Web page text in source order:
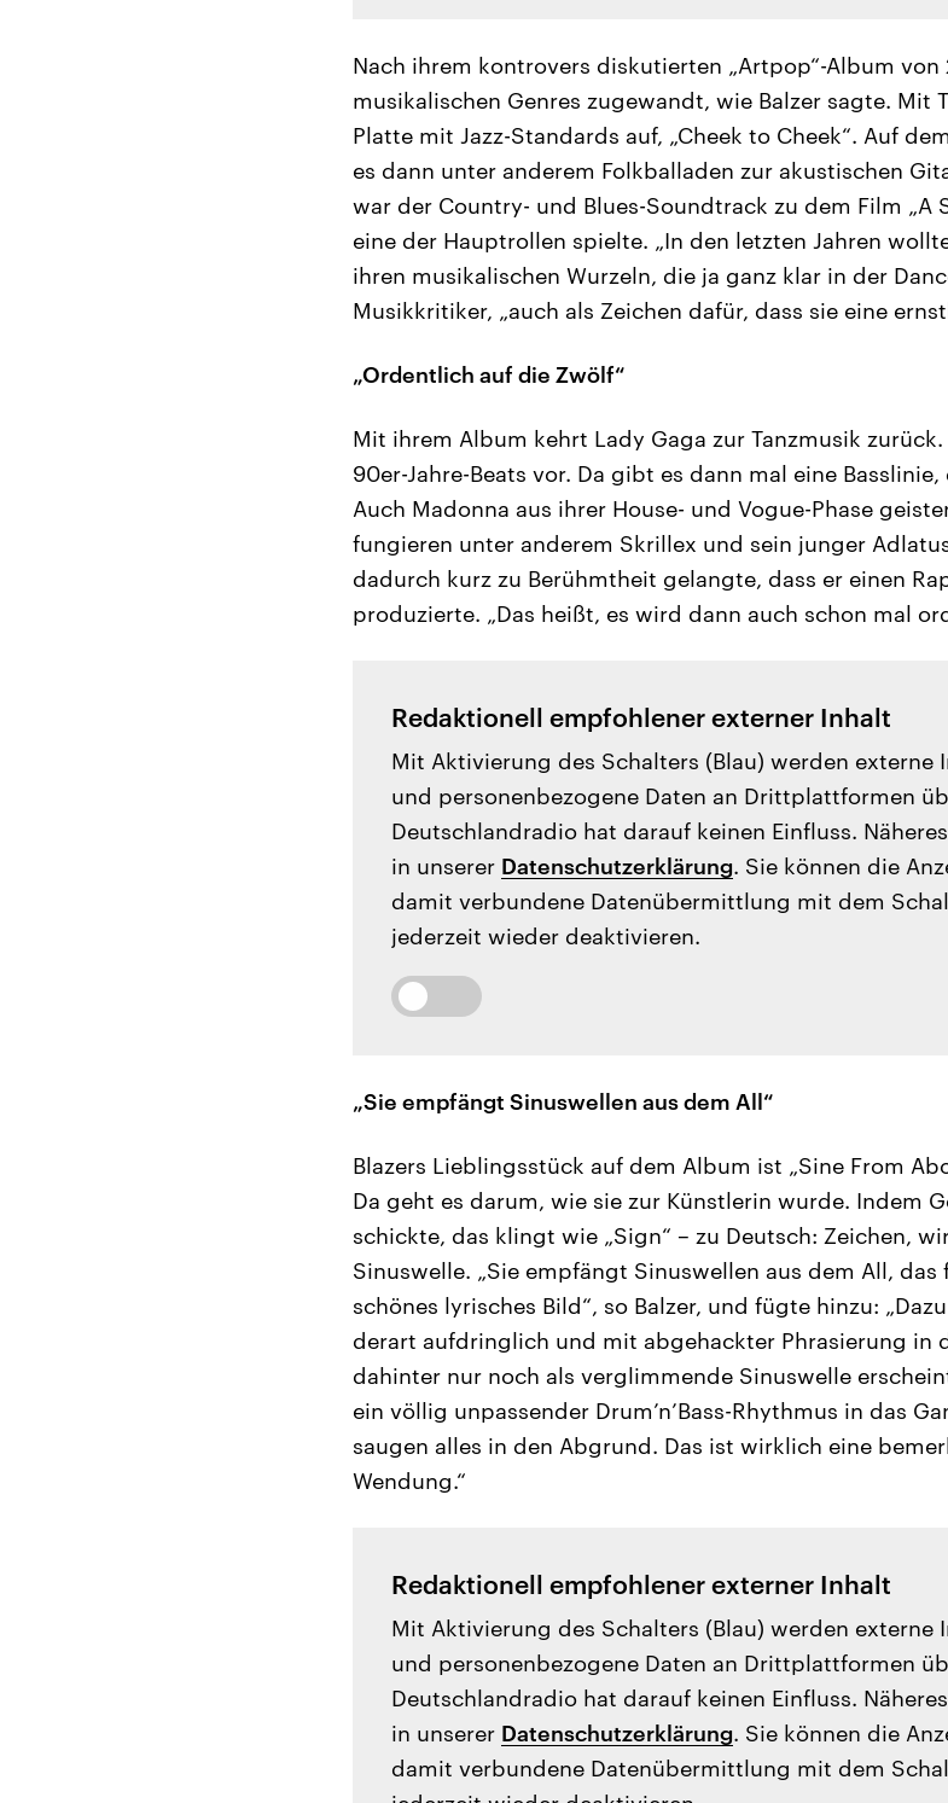
Nach ihrem kontrovers diskutierten „Artpop“-Album von
musikalischen Genres zugewandt, wie Balzer sagte. Mit
Platte mit Jazz-Standards auf, „Cheek to Cheek“. Auf
es dann unter anderem Folkballaden zur akustischen
war der Country- und Blues-Soundtrack zu dem Film „A
eine der Hauptrollen spielte. „In den letzten Jahren
ihren musikalischen Wurzeln, die ja ganz klar in der
Musikkritiker, „auch als Zeichen dafür, dass sie eine
„Ordentlich auf die Zwölf“
Mit ihrem Album kehrt Lady Gaga zur Tanzmusik
90er-Jahre-Beats vor. Da gibt es dann mal eine
Auch Madonna aus ihrer House- und Vogue-Phase
fungieren unter anderem Skrillex und sein junger
dadurch kurz zu Berühmtheit gelangte, dass er einen
produzierte. „Das heißt, es wird dann auch schon mal
Redaktionell empfohlener externer Inhalt
Mit Aktivierung des Schalters (Blau) werden externe
und personenbezogene Daten an Drittplattformen
Deutschlandradio hat darauf keinen Einfluss.
in unserer Datenschutzerklärung. Sie können die
damit verbundene Datenübermittlung mit dem
jederzeit wieder deaktivieren.
„Sie empfängt Sinuswellen aus dem All“
Blazers Lieblingsstück auf dem Album ist „Sine From
Da geht es darum, wie sie zur Künstlerin wurde. Indem
schickte, das klingt wie „Sign“ – zu Deutsch: Zeichen,
Sinuswelle. „Sie empfängt Sinuswellen aus dem All,
schönes lyrisches Bild“, so Balzer, und fügte hinzu:
derart aufdringlich und mit abgehackter Phrasierung in
dahinter nur noch als verglimmende Sinuswelle
ein völlig unpassender Drum’n’Bass-Rhythmus in das
saugen alles in den Abgrund. Das ist wirklich eine
Wendung.“
Redaktionell empfohlener externer Inhalt
Mit Aktivierung des Schalters (Blau) werden externe
und personenbezogene Daten an Drittplattformen
Deutschlandradio hat darauf keinen Einfluss.
in unserer Datenschutzerklärung. Sie können die
damit verbundene Datenübermittlung mit dem